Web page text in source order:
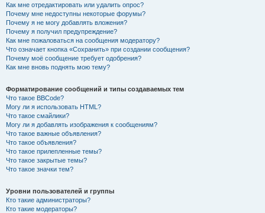
Как мне отредактировать или удалить опрос?
Почему мне недоступны некоторые форумы?
Почему я не могу добавлять вложения?
Почему я получил предупреждение?
Как мне пожаловаться на сообщения модератору?
Что означает кнопка «Сохранить» при создании сообщения?
Почему моё сообщение требует одобрения?
Как мне вновь поднять мою тему?
Форматирование сообщений и типы создаваемых тем
Что такое BBCode?
Могу ли я использовать HTML?
Что такое смайлики?
Могу ли я добавлять изображения к сообщениям?
Что такое важные объявления?
Что такое объявления?
Что такое прилепленные темы?
Что такое закрытые темы?
Что такое значки тем?
Уровни пользователей и группы
Кто такие администраторы?
Кто такие модераторы?